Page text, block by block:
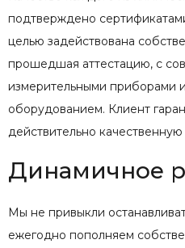
подтверждено
целью задействована
прошедшая аттестацию, с
измерительными приборами
оборудованием. Клиент
действительно
Динамичное
Мы не привыкли
ежегодно пополняем